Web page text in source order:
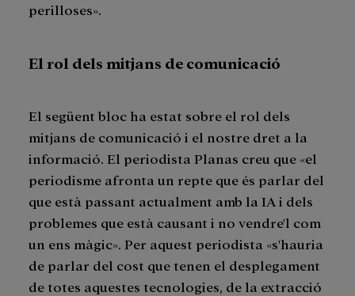
perilloses».
El rol dels mitjans de comunicació
El següent bloc ha estat sobre el rol dels
mitjans de comunicació i el nostre dret a la
informació. El periodista Planas creu que «el
periodisme afronta un repte que és parlar del
que està passant actualment amb la IA i dels
problemes que està causant i no vendre'l com
un ens màgic». Per aquest periodista «s'hauria
de parlar del cost que tenen el desplegament
de totes aquestes tecnologies, de la extracció